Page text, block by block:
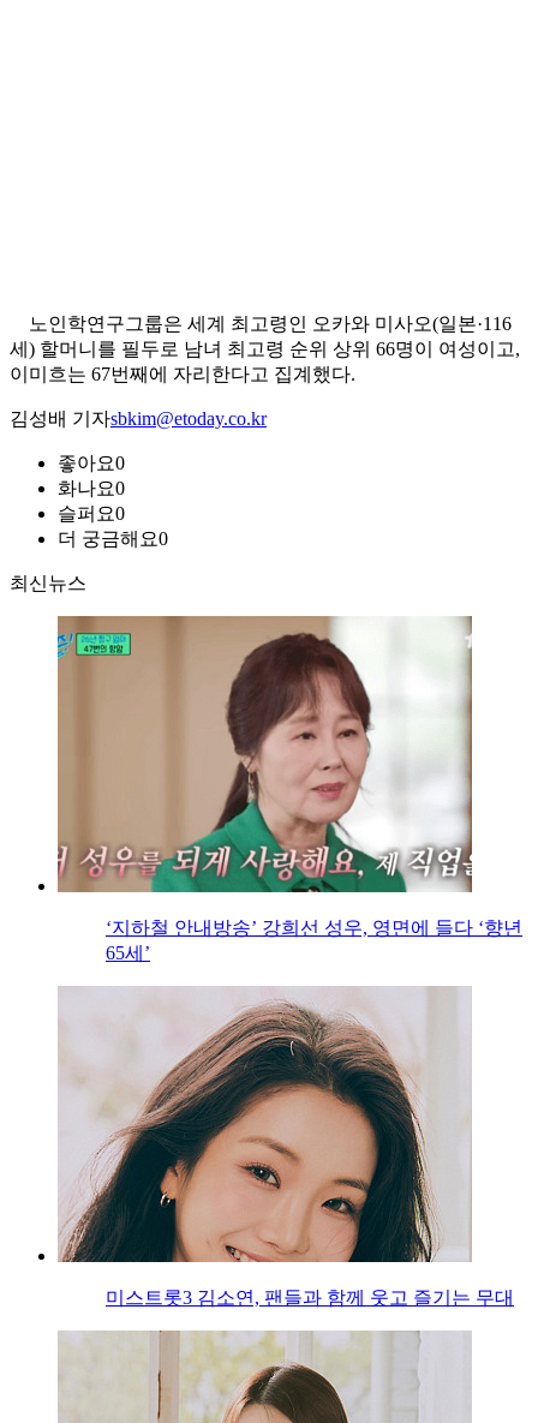
노인학연구그룹은 세계 최고령인 오카와 미사오(일본·116
세) 할머니를 필두로 남녀 최고령 순위 상위 66명이 여성이고,
이미흐는 67번째에 자리한다고 집계했다.
김성배 기자sbkim@etoday.co.kr
좋아요0
화나요0
슬퍼요0
더 궁금해요0
최신뉴스
‘지하철 안내방송’ 강희선 성우, 영면에 들다 ‘향년
65세’
미스트롯3 김소연, 팬들과 함께 웃고 즐기는 무대